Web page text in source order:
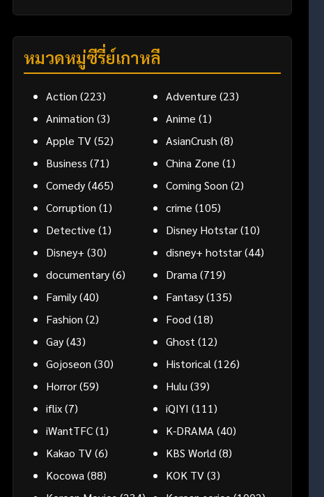
หมวดหมู่ซีรี่ย์เกาหลี
Action (223) Adventure (23)
Animation (3) Anime (1)
Apple TV(52) AsianCrush (8)
Business (71) China Zone (1)
Comedy(465) Coming Soon (2)
Corruption (1) crime (105)
Detective (1) Disney Hotstar(10)
Disney+ (30) disney+ hotstar(44)
documentary(6) Drama (719)
Family(40) Fantasy(135)
Fashion (2) Food (18)
Gay(43) Ghost (12)
Gojoseon (30) Historical (126)
Horror(59) Hulu (39)
iflix(7) iQIYI (111)
iWantTFC(1) K-DRAMA (40)
Kakao TV(6) KBS World (8)
Kocowa (88) KOK TV(3)